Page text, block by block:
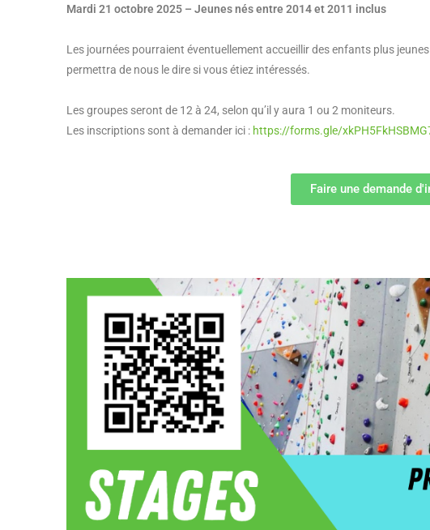
Mardi 21 octobre 2025 – Jeunes nés entre 2014 et 2011 inclus
Les journées pourraient éventuellement accueillir des enfants plus
permettra de nous le dire si vous étiez intéressés.
Les groupes seront de 12 à 24, selon qu’il y aura 1 ou 2 moniteurs.
Les inscriptions sont à demander ici : https://forms.gle/
Faire une demande